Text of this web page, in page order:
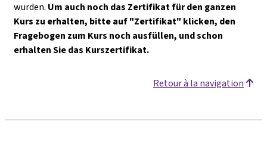
wurden. Um auch noch das Zertifikat für den ganzen
Kurs zu erhalten, bitte auf "Zertifikat" klicken, den
Fragebogen zum Kurs noch ausfüllen, und schon
erhalten Sie das Kurszertifikat.
Retour à la navigation